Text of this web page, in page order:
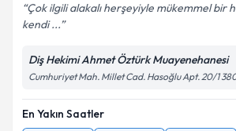
Çok ilgili alakalı herşeyiyle mükemmel bir
kendi ...
Diş Hekimi Ahmet Öztürk Muayenehanesi
Cumhuriyet Mah. Millet Cad. Hasoğlu Apt. 20/1
En Yakın Saatler